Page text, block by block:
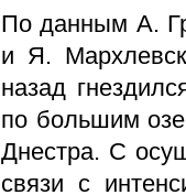
По данным А.
и Я.
назад
по большим
Днестра. С
связи с